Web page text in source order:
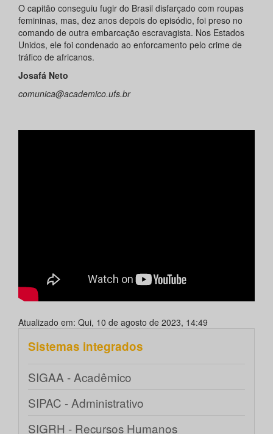
O capitão conseguiu fugir do Brasil disfarçado com roupas
femininas, mas, dez anos depois do episódio, foi preso no
comando de outra embarcação escravagista. Nos Estados
Unidos, ele foi condenado ao enforcamento pelo crime de
tráfico de africanos.
Josafá Neto
comunica@academico.ufs.br
Atualizado em: Qui, 10 de agosto de 2023, 14:49
Sistemas integrados
SIGAA - Acadêmico
SIPAC - Administrativo
SIGRH - Recursos Humanos